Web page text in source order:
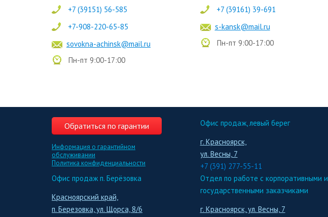
+7 (39151) 56-585
+7-908-220-65-85
sovokna-achinsk@mail.ru
Пн-пт 9:00-17:00
+7 (39161) 39-691
s-kansk@mail.ru
Пн-пт 9:00-17:00
Обратиться по гарантии
Информация о гарантийном
обслуживании
Политика конфиденциальности
Офис продаж, левый берег
г. Красноярск,
ул. Весны, 7
+7 (391) 277-55-11
Офис продаж п. Берёзовка
Красноярский край,
п. Березовка, ул. Щорса, 8/6
Отдел по работе с корпоративными и
государственными заказчиками
г. Красноярск, ул. Весны, 7